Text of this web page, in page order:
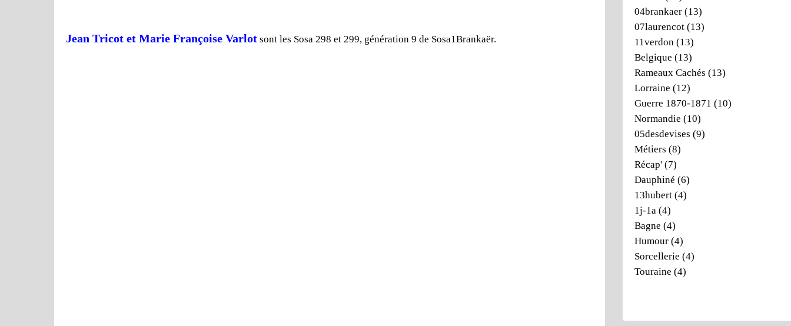
Jean Tricot et Marie Françoise Varlot sont les Sosa 298 et 299, génération 9 de Sosa1Brankaër.
04brankaer (13)
07laurencot (13)
11verdon (13)
Belgique (13)
Rameaux Cachés (13)
Lorraine (12)
Guerre 1870-1871 (10)
Normandie (10)
05desdevises (9)
Métiers (8)
Récap' (7)
Dauphiné (6)
13hubert (4)
1j-1a (4)
Bagne (4)
Humour (4)
Sorcellerie (4)
Touraine (4)